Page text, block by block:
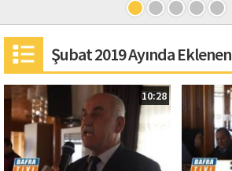
Şubat 2019 Ayında
10:28